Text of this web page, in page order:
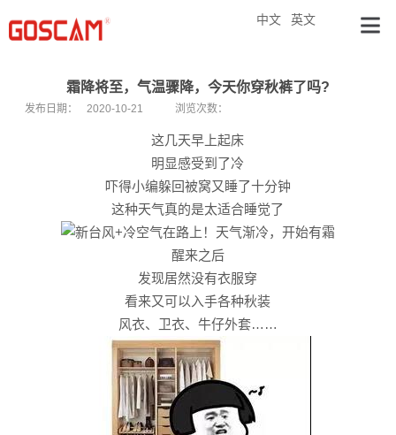
英文
中文
霜降将至，气温骤降，今天你穿秋裤了吗?
发布日期： 2020-10-21 浏览次数：
这几天早上起床
明显感受到了冷
吓得小编躲回被窝又睡了十分钟
这种天气真的是太适合睡觉了
醒来之后
发现居然没有衣服穿
看来又可以入手各种秋装
风衣、卫衣、牛仔外套……